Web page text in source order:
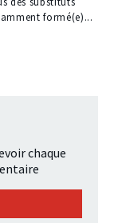
formé(e)...
chaque